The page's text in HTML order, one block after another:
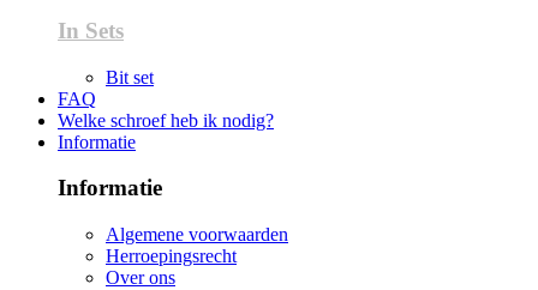
In Sets
Bit set
FAQ
Welke schroef heb ik nodig?
Informatie
Informatie
Algemene voorwaarden
Herroepingsrecht
Over ons